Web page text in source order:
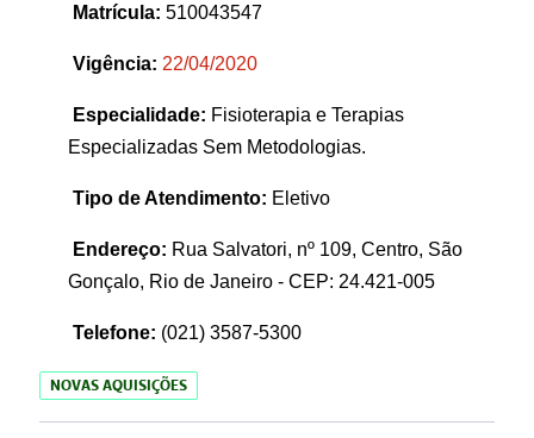
Matrícula: 510043547
Vigência: 22/04/2020
Especialidade: Fisioterapia e Terapias
Especializadas Sem Metodologias.
Tipo de Atendimento: Eletivo
Endereço: Rua Salvatori, nº 109, Centro, São
Gonçalo, Rio de Janeiro - CEP: 24.421-005
Telefone: (021) 3587-5300
NOVAS AQUISIÇÕES